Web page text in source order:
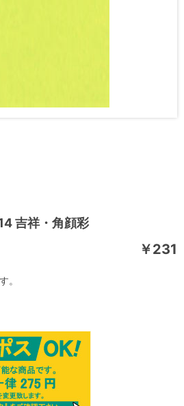
吉祥・角顔彩
￥231
。